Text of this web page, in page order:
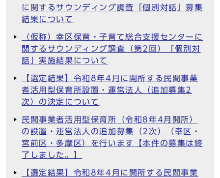
に関するサウンディング調査「個別対話」募集
結果について
（仮称）幸区保育・子育て総合支援センターに
関するサウンディング調査（第2回）「個別対
話」実施結果について
【選定結果】令和8年4月に開所する民間事業
者活用型保育所設置・運営法人（追加募集2
次）の決定について
民間事業者活用型保育所（令和8年4月開所）
の設置・運営法人の追加募集（2次）（幸区・
宮前区・多摩区）を行います【本件の募集は終
了しました。】
【選定結果】令和8年4月に開所する民間事業